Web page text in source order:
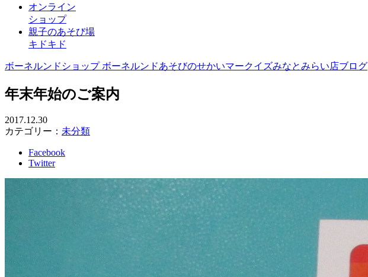
オンライン
ショップ
親子のあそび場
キドキド
ボーネルンドショップ ボーネルンドあそびのせかいマークイズみなとみらい店ブログ
年末年始のご案内
2017.12.30
カテゴリー： 未分類
Facebook
Twitter